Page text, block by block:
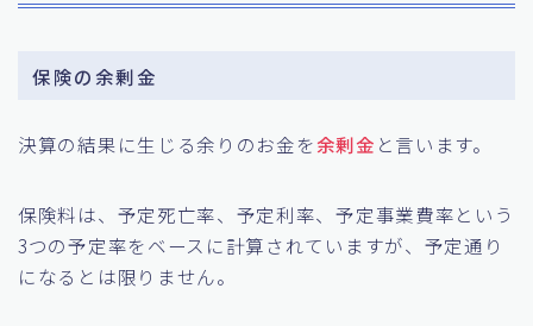
保険の余剰金
決算の結果に生じる余りのお金を余剰金 と言います。
保険料は、予定死亡率、予定利率、予定事業費率という
3つの予定率をベースに計算されていますが、予定通り
になるとは限りません。